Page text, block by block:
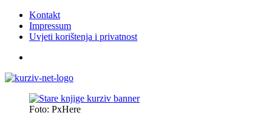
Kontakt
Impressum
Uvjeti korištenja i privatnost
Foto: PxHere